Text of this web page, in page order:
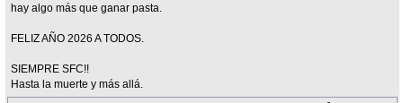
hay algo más que ganar pasta.
FELIZ AÑO 2026 A TODOS.
SIEMPRE SFC!!
Hasta la muerte y más allá.